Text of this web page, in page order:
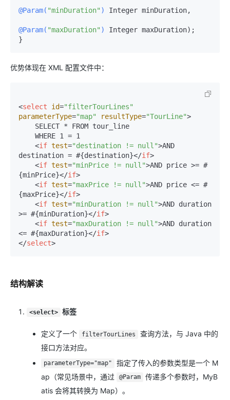
@Param( "minDuration" ) Integer minDuration,
@Param( "maxDuration" )
Integer maxDuration);
优势体现在 XML 配置文件中：
<select id="filterTourLines"
parameterType="map" resultType="TourLine">
<if test="destination != null">AND
destination = #{destination}</if>
<if test="minPrice != null">AND price >= #
{minPrice}</if>
<if test="maxPrice != null">AND price <= #
{maxPrice}</if>
<if test="minDuration != null">AND duration
>= #{minDuration}</if>
<if test="maxDuration != null">AND duration
<= #{maxDuration}</if>
</select>
结构解读
<select> 标签
定义了一个 filterTourLines
查询方法，与 Java 中的
接口方法对应。
parameterType="map"
指定了传入的参数类型是一个 M
ap（常见场景中，通过
@Param
传递多个参数时，MyB
atis 会将其转换为 Map）。